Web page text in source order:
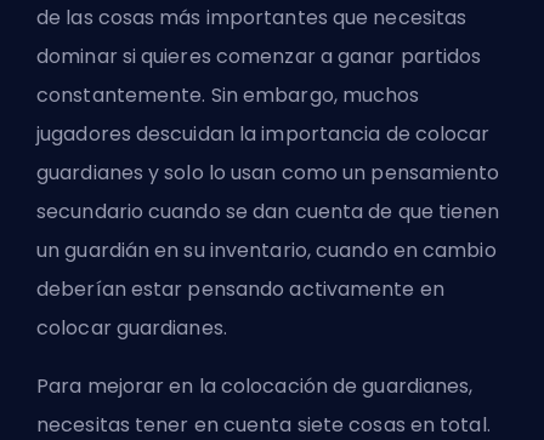
de las cosas más importantes que necesitas
dominar si quieres comenzar a ganar partidos
constantemente. Sin embargo, muchos
jugadores descuidan la importancia de colocar
guardianes y solo lo usan como un pensamiento
secundario cuando se dan cuenta de que tienen
un guardián en su inventario, cuando en cambio
deberían estar pensando activamente en
colocar guardianes.
Para mejorar en la colocación de guardianes,
necesitas tener en cuenta siete cosas en total.